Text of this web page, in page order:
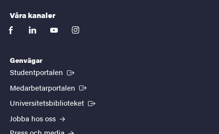
Våra kanaler
facebooklinkedinyoutubeinstagram
Genvägar
Studentportalen (Extern länk)
Medarbetarportalen (Extern länk)
Universitetsbiblioteket (Extern länk)
Jobba hos oss